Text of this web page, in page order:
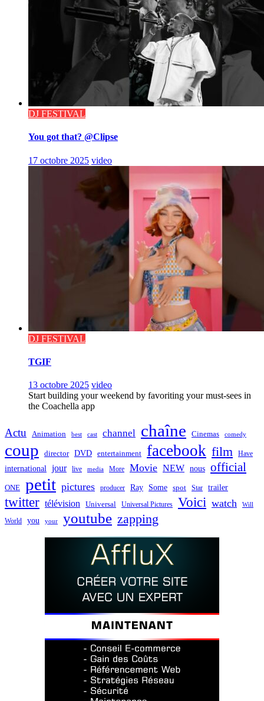
DJ FESTIVAL
You got that? @Clipse
17 octobre 2025 video
DJ FESTIVAL
TGIF
13 octobre 2025 video
Start building your weekend by favoriting your must-sees in
the Coachella app
Actu Animation best cast channel chaîne Cinemas comedy
coup director DVD entertainment facebook film Have
international jour live media More Movie NEW nous official
ONE petit pictures producer Ray Some spot Star trailer
twitter télévision Universal Universal Pictures Voici watch Will
World you your youtube zapping